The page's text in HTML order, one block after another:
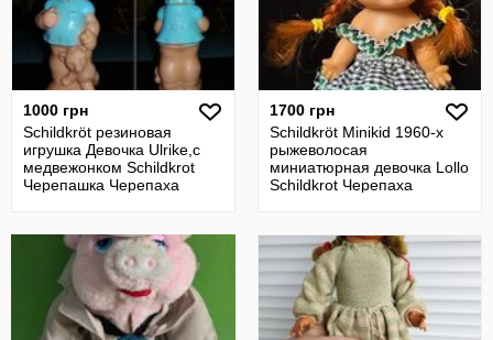
1000 грн
Schildkröt резиновая
игрушка Девочка Ulrike,с
медвежонком Schildkrot
Черепашка Черепаха
1700 грн
Schildkröt Minikid 1960-х
рыжеволосая
миниатюрная девочка Lollo
Schildkrot Черепаха